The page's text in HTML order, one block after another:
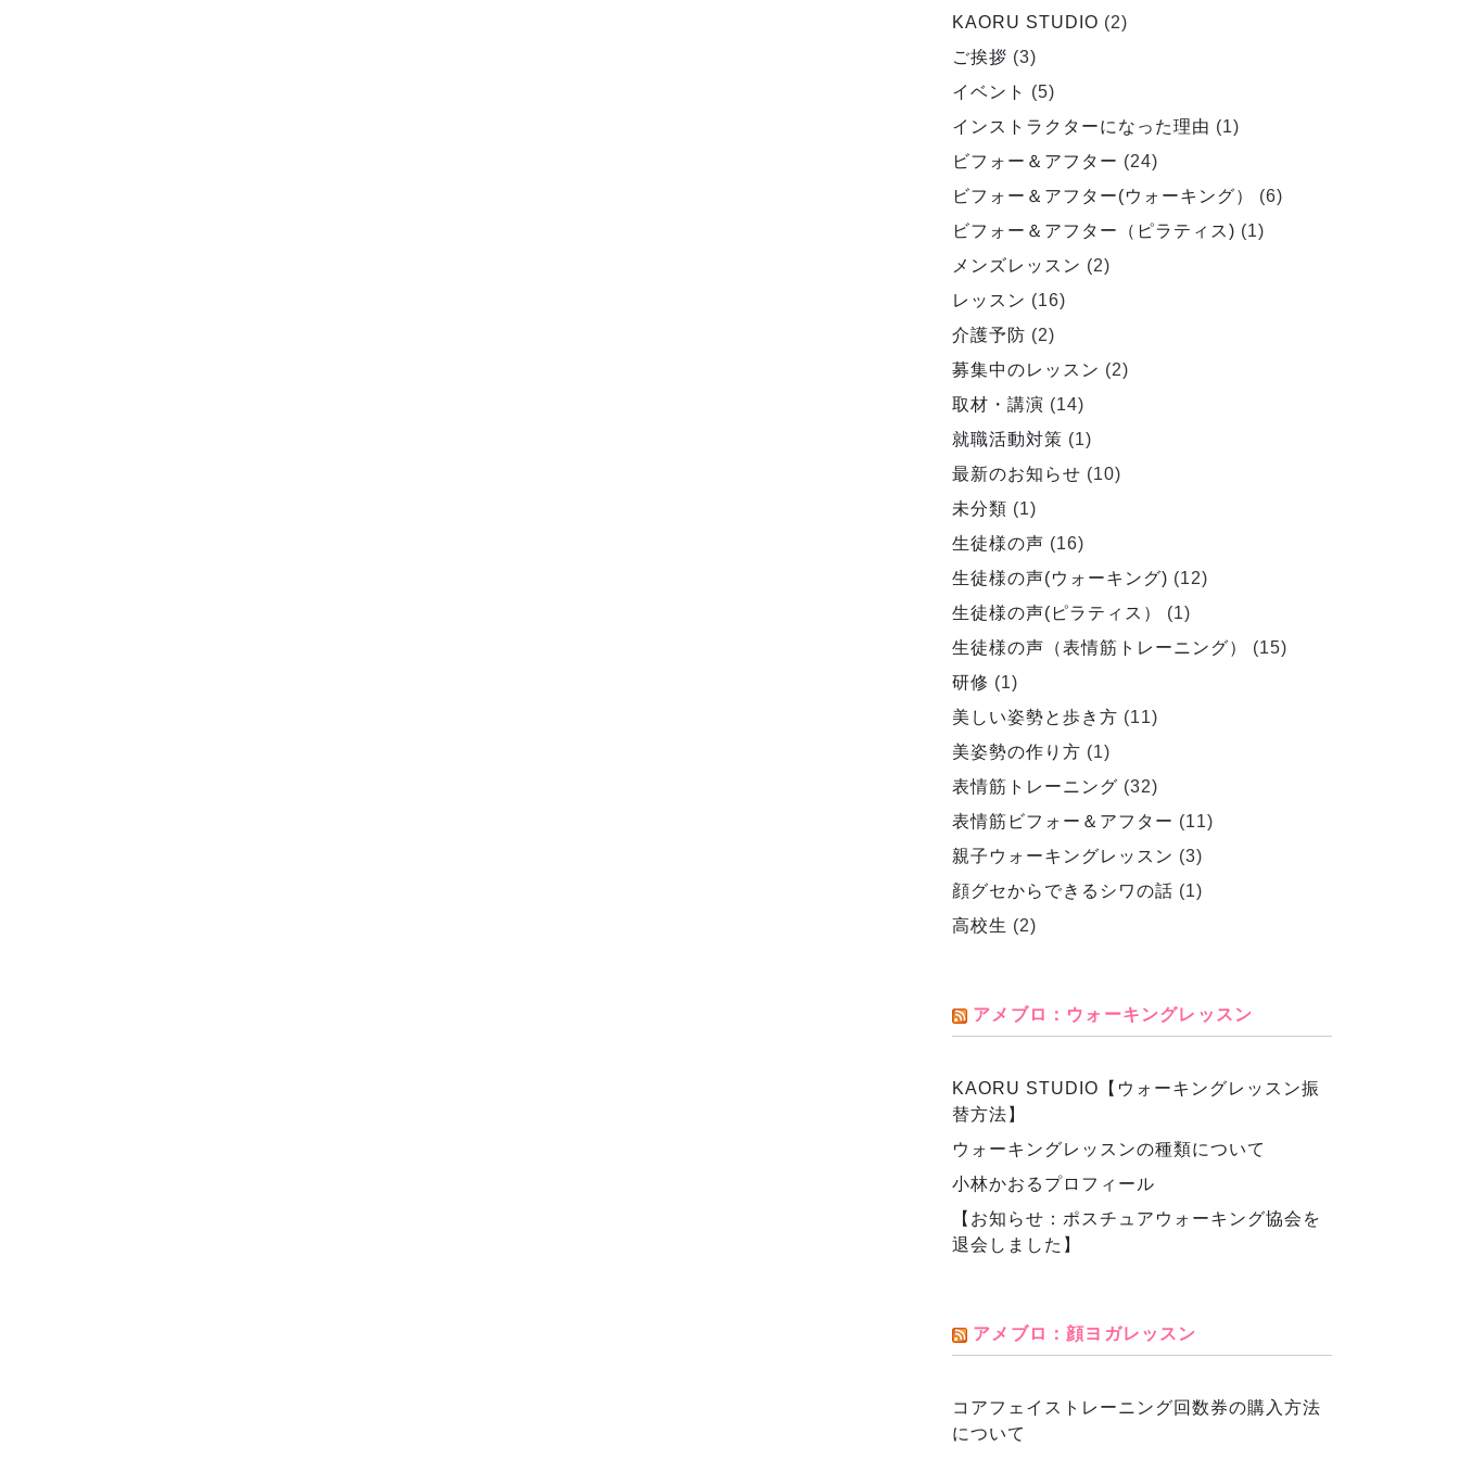
KAORU STUDIO (2)
ご挨拶 (3)
イベント
(5)
インストラクターになった理由 (1)
ビフォー＆アフター (24)
ビフォー＆アフター(ウォーキング）
(6)
ビフォー＆アフター（ピラティス) (1)
メンズレッスン (2)
レッスン (16)
介護予防 (2)
募集中のレッスン (2)
取材・講演 (14)
就職活動対策 (1)
最新のお知らせ (10)
未分類 (1)
生徒様の声 (16)
生徒様の声(ウォーキング) (12)
生徒様の声(ピラティス）
(1)
生徒様の声（表情筋トレーニング）
(15)
研修 (1)
美しい姿勢と歩き方 (11)
美姿勢の作り方 (1)
表情筋トレーニング (32)
表情筋ビフォー＆アフター (11)
親子ウォーキングレッスン (3)
顔グセからできるシワの話 (1)
高校生 (2)
アメブロ：ウォーキングレッスン
KAORU STUDIO【ウォーキングレッスン振
替方法】
ウォーキングレッスンの種類について
小林かおるプロフィール
【お知らせ：ポスチュアウォーキング協会を
退会しました】
アメブロ：顔ヨガレッスン
コアフェイストレーニング回数券の購入方法
について